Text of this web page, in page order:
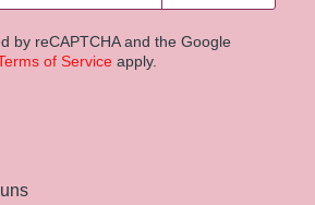
by reCAPTCHA and the Google
of Service apply.